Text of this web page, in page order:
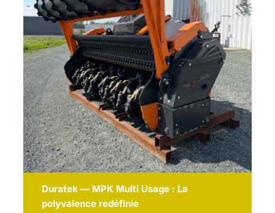
Duratek — MPK Multi Usage : La
polyvalence redéfinie